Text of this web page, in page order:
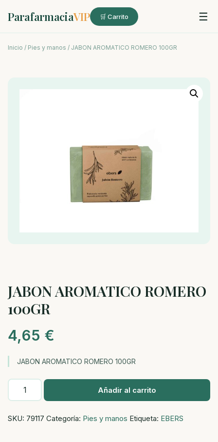
ParafarmaciaVIP 🛒 Carrito ☰
Inicio / Pies y manos / JABON AROMATICO ROMERO 100GR
JABON AROMATICO ROMERO
100GR
4,65 €
JABON AROMATICO ROMERO 100GR
JABON
AROMATICO
100GR
Añadir al carrito
SKU: 79117 Categoría: Pies y manos Etiqueta: EBERS